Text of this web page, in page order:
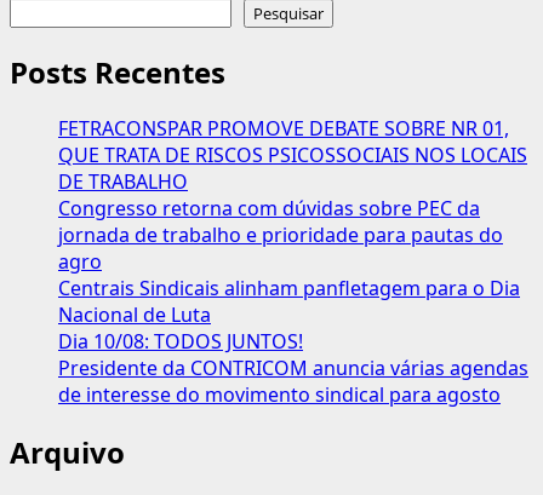
Pesquisar
Posts Recentes
FETRACONSPAR PROMOVE DEBATE SOBRE NR 01,
QUE TRATA DE RISCOS PSICOSSOCIAIS NOS LOCAIS
DE TRABALHO
Congresso retorna com dúvidas sobre PEC da
jornada de trabalho e prioridade para pautas do
agro
Centrais Sindicais alinham panfletagem para o Dia
Nacional de Luta
Dia 10/08: TODOS JUNTOS!
Presidente da CONTRICOM anuncia várias agendas
de interesse do movimento sindical para agosto
Arquivo